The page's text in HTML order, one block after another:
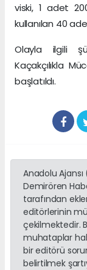
viski, 1 adet
kullanılan 40
Olayla ilgili
Kaçakçılıkla
başlatıldı.
Anadolu Ajansı
Demirören
tarafından
editörlerinin
çekilmektedir.
muhataplar
bir editörü
belirtilmek